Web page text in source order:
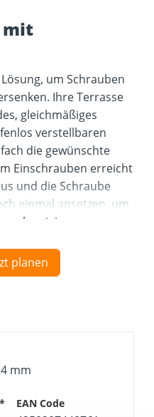
mit
um Schrauben
Ihre Terrasse
gleichmäßiges
verstellbaren
die gewünschte
Einschrauben erreicht
und die Schraube
einmal ansetzen, um
zu korrigieren.
einen Federring
Zange schnell
planen
mm